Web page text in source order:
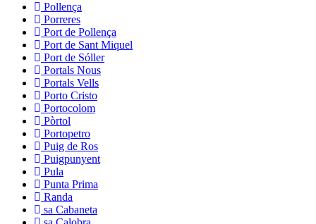
Pollença
Porreres
Port de Pollença
Port de Sant Miquel
Port de Sóller
Portals Nous
Portals Vells
Porto Cristo
Portocolom
Pòrtol
Portopetro
Puig de Ros
Puigpunyent
Pula
Punta Prima
Randa
sa Cabaneta